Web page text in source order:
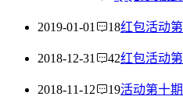
2019-01-01 18红包活动
2018-12-31 42红包活动
2018-11-12 19活动第十